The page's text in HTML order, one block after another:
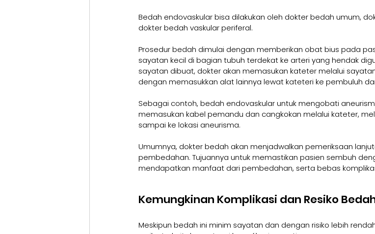
Bedah endovaskular bisa dilakukan oleh dokter bedah umum,
dokter bedah vaskular periferal.
Prosedur bedah dimulai dengan memberikan obat bius pada
sayatan kecil di bagian tubuh terdekat ke arteri yang hendak
sayatan dibuat, dokter akan memasukan kateter melalui
dengan memasukkan alat lainnya lewat kateteri ke pembuluh
Sebagai contoh, bedah endovaskular untuk mengobati
memasukan kabel pemandu dan cangkokan melalui kateter,
sampai ke lokasi aneurisma.
Umumnya, dokter bedah akan menjadwalkan pemeriksaan
pembedahan. Tujuannya untuk memastikan pasien sembuh
mendapatkan manfaat dari pembedahan, serta bebas
Kemungkinan Komplikasi dan Resiko
Meskipun bedah ini minim sayatan dan dengan risiko lebih